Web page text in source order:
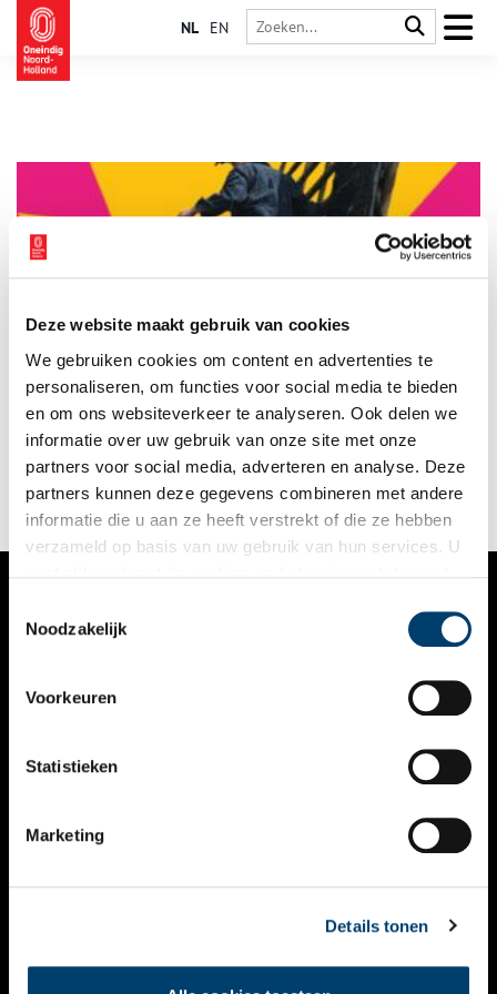
Deze website maakt gebruik van cookies
We gebruiken cookies om content en advertenties te
personaliseren, om functies voor social media te bieden
en om ons websiteverkeer te analyseren. Ook delen we
informatie over uw gebruik van onze site met onze
partners voor social media, adverteren en analyse. Deze
partners kunnen deze gegevens combineren met andere
informatie die u aan ze heeft verstrekt of die ze hebben
verzameld op basis van uw gebruik van hun services. U
Noodzakelijk
Voorkeuren
Statistieken
Marketing
Details tonen
NL EN
Etersheimer Braakmolen
Traditie en technologie samenbrengen: dat belooft de
voorstelling ‘Door het Oog van de Molen’, die op 3 en 4 mei bij
de Etersheimer Braakmolen in Oosthuizen wordt opgevoerd.
De eeuwenoude techniek van de molen wordt via VR-brillen en
drones aan het publiek gepresenteerd door theatermakers van
Studio Engine Off en Holy Dirt. De voorstelling komt voort uit
een samenwerking tussen het Erfgoedspektakel van BOEi en
De Hollandsche Molen.
1 min
VERHALEN
KALENDER
THEMA’S
VIDEO’S
CONTACT